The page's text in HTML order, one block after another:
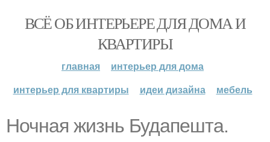
ВСЁ ОБ ИНТЕРЬЕРЕ ДЛЯ ДОМА И
КВАРТИРЫ
главная
интерьер для дома
интерьер для квартиры
идеи дизайна мебель
Ночная жизнь Будапешта.